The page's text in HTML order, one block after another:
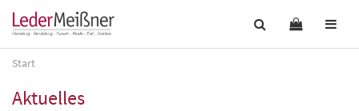
Start
Aktuelles